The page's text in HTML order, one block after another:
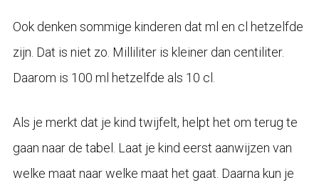
Ook denken sommige kinderen dat ml en cl hetzelfde
zijn. Dat is niet zo. Milliliter is kleiner dan centiliter.
Daarom is 100 ml hetzelfde als 10 cl.
Als je merkt dat je kind twijfelt, helpt het om terug te
gaan naar de tabel. Laat je kind eerst aanwijzen van
welke maat naar welke maat het gaat. Daarna kun je